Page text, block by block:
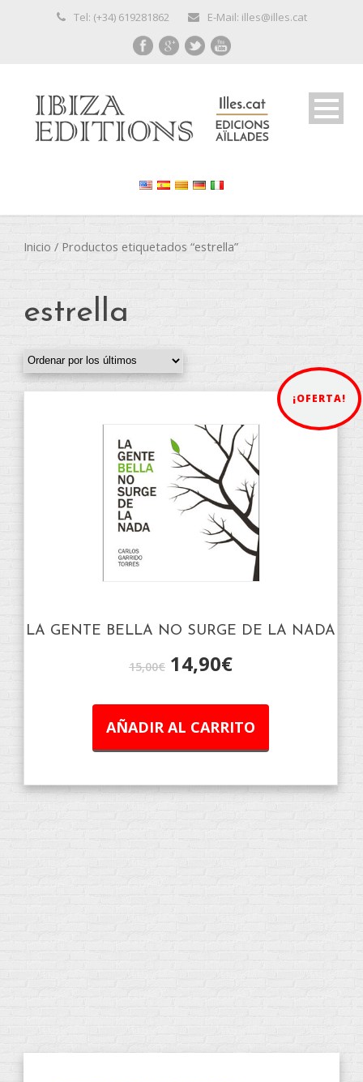
Tel: (+34) 619281862 E-Mail: illes@illes.cat
Inicio / Productos etiquetados “estrella”
estrella
¡OFERTA!
LA GENTE BELLA NO SURGE DE LA NADA
15,00€ 14,90€
AÑADIR AL CARRITO